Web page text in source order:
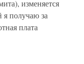
изменяется
я получаю за
плата